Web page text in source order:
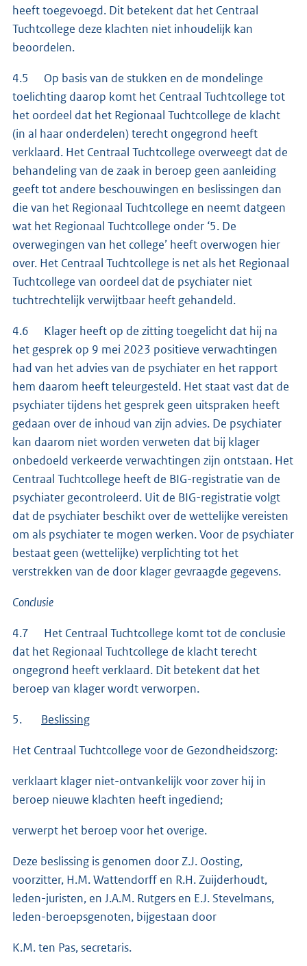
heeft toegevoegd. Dit betekent dat het Centraal
Tuchtcollege deze klachten niet inhoudelijk kan
beoordelen.
4.5 Op basis van de stukken en de mondelinge
toelichting daarop komt het Centraal Tuchtcollege tot
het oordeel dat het Regionaal Tuchtcollege de klacht
(in al haar onderdelen) terecht ongegrond heeft
verklaard. Het Centraal Tuchtcollege overweegt dat de
behandeling van de zaak in beroep geen aanleiding
geeft tot andere beschouwingen en beslissingen dan
die van het Regionaal Tuchtcollege en neemt datgeen
wat het Regionaal Tuchtcollege onder ‘5. De
overwegingen van het college’ heeft overwogen hier
over. Het Centraal Tuchtcollege is net als het Regionaal
Tuchtcollege van oordeel dat de psychiater niet
tuchtrechtelijk verwijtbaar heeft gehandeld.
4.6 Klager heeft op de zitting toegelicht dat hij na
het gesprek op 9 mei 2023 positieve verwachtingen
had van het advies van de psychiater en het rapport
hem daarom heeft teleurgesteld. Het staat vast dat de
psychiater tijdens het gesprek geen uitspraken heeft
gedaan over de inhoud van zijn advies. De psychiater
kan daarom niet worden verweten dat bij klager
onbedoeld verkeerde verwachtingen zijn ontstaan. Het
Centraal Tuchtcollege heeft de BIG-registratie van de
psychiater gecontroleerd. Uit de BIG-registratie volgt
dat de psychiater beschikt over de wettelijke vereisten
om als psychiater te mogen werken. Voor de psychiater
bestaat geen (wettelijke) verplichting tot het
verstrekken van de door klager gevraagde gegevens.
Conclusie
4.7 Het Centraal Tuchtcollege komt tot de conclusie
dat het Regionaal Tuchtcollege de klacht terecht
ongegrond heeft verklaard. Dit betekent dat het
beroep van klager wordt verworpen.
5. Beslissing
Het Centraal Tuchtcollege voor de Gezondheidszorg:
verklaart klager niet-ontvankelijk voor zover hij in
beroep nieuwe klachten heeft ingediend;
verwerpt het beroep voor het overige.
Deze beslissing is genomen door Z.J. Oosting,
voorzitter, H.M. Wattendorff en R.H. Zuijderhoudt,
leden-juristen, en J.A.M. Rutgers en E.J. Stevelmans,
leden-beroepsgenoten, bijgestaan door
K.M. ten Pas, secretaris.